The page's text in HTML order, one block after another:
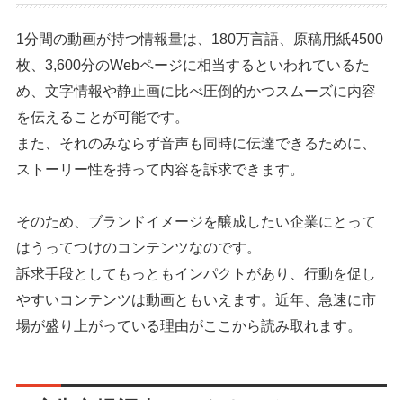
1分間の動画が持つ情報量は、180万言語、原稿用紙4500
枚、3,600分のWebページに相当するといわれているた
め、文字情報や静止画に比べ圧倒的かつスムーズに内容
を伝えることが可能です。
また、それのみならず音声も同時に伝達できるために、
ストーリー性を持って内容を訴求できます。
そのため、ブランドイメージを醸成したい企業にとって
はうってつけのコンテンツなのです。
訴求手段としてもっともインパクトがあり、行動を促し
やすいコンテンツは動画ともいえます。近年、急速に市
場が盛り上がっている理由がここから読み取れます。